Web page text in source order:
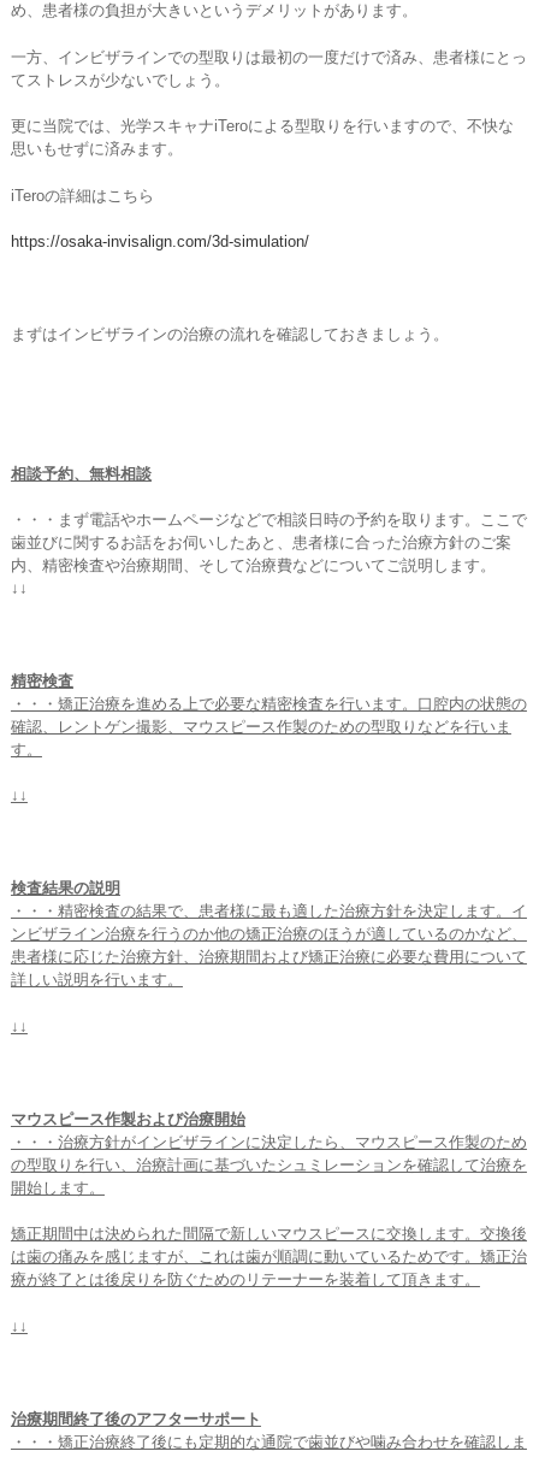
め、患者様の負担が大きいというデメリットがあります。
一方、インビザラインでの型取りは最初の一度だけで済み、患者様にとっ
てストレスが少ないでしょう。
更に当院では、光学スキャナiTeroによる型取りを行いますので、不快な
思いもせずに済みます。
iTeroの詳細はこちら
https://osaka-invisalign.com/3d-simulation/
まずはインビザラインの治療の流れを確認しておきましょう。
相談予約、無料相談
・・・まず電話やホームページなどで相談日時の予約を取ります。ここで
歯並びに関するお話をお伺いしたあと、患者様に合った治療方針のご案
内、精密検査や治療期間、そして治療費などについてご説明します。
↓↓
精密検査
・・・矯正治療を進める上で必要な精密検査を行います。口腔内の状態の
確認、レントゲン撮影、マウスピース作製のための型取りなどを行いま
す。
↓↓
検査結果の説明
・・・精密検査の結果で、患者様に最も適した治療方針を決定します。イ
ンビザライン治療を行うのか他の矯正治療のほうが適しているのかなど、
患者様に応じた治療方針、治療期間および矯正治療に必要な費用について
詳しい説明を行います。
↓↓
マウスピース作製および治療開始
・・・治療方針がインビザラインに決定したら、マウスピース作製のため
の型取りを行い、治療計画に基づいたシュミレーションを確認して治療を
開始します。
矯正期間中は決められた間隔で新しいマウスピースに交換します。交換後
は歯の痛みを感じますが、これは歯が順調に動いているためです。矯正治
療が終了とは後戻りを防ぐためのリテーナーを装着して頂きます。
↓↓
治療期間終了後のアフターサポート
・・・矯正治療終了後にも定期的な通院で歯並びや噛み合わせを確認しま